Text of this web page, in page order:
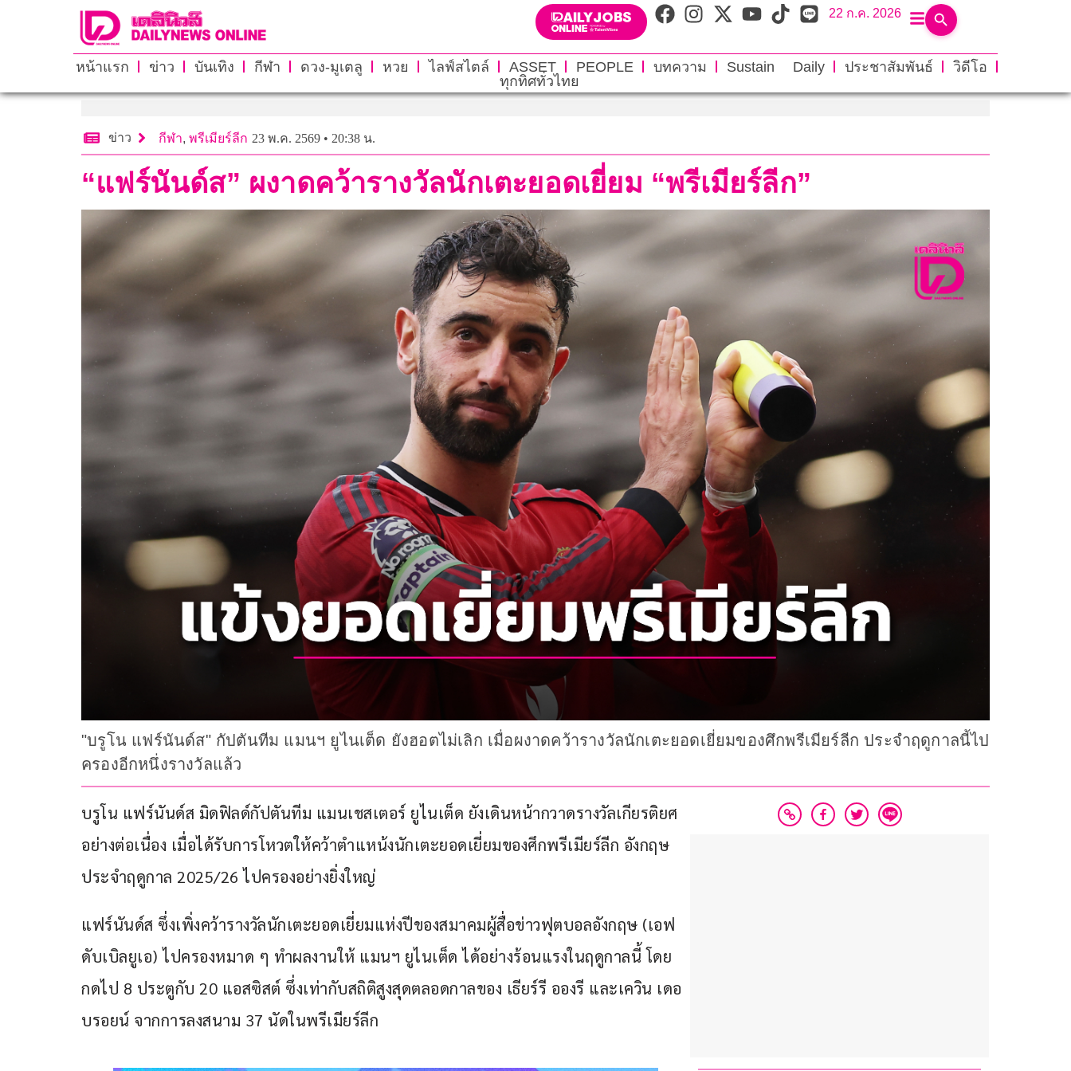
22 ก.ค. 2026
หน้าแรก ข่าว บันเทิง กีฬา ดวง-มูเตลู หวย ไลฟ์สไตล์ ASSET PEOPLE บทความ Sustain Daily ประชาสัมพันธ์
วิดีโอ
ทุกทิศทั่วไทย
ข่าว กีฬา, พรีเมียร์ลีก 23 พ.ค. 2569 • 20:38 น.
“แฟร์นันด์ส” ผงาดคว้ารางวัลนักเตะยอดเยี่ยม “พรีเมียร์ลีก”
"บรูโน แฟร์นันด์ส" กัปตันทีม แมนฯ ยูไนเต็ด ยังฮอตไม่เลิก เมื่อผงาดคว้ารางวัลนักเตะยอดเยี่ยมของศึกพรีเมียร์ลีก ประจำฤดูกาลนี้ไป
ครองอีกหนึ่งรางวัลแล้ว
บรูโน แฟร์นันด์ส มิดฟิลด์กัปตันทีม แมนเชสเตอร์ ยูไนเต็ด ยังเดินหน้ากวาดรางวัลเกียรติยศ
อย่างต่อเนื่อง เมื่อได้รับการโหวตให้คว้าตำแหน้งนักเตะยอดเยี่ยมของศึกพรีเมียร์ลีก อังกฤษ
ประจำฤดูกาล 2025/26 ไปครองอย่างยิ่งใหญ่
แฟร์นันด์ส ซึ่งเพิ่งคว้ารางวัลนักเตะยอดเยี่ยมแห่งปีของสมาคมผู้สื่อข่าวฟุตบอลอังกฤษ (เอฟ
ดับเบิลยูเอ) ไปครองหมาด ๆ ทำผลงานให้ แมนฯ ยูไนเต็ด ได้อย่างร้อนแรงในฤดูกาลนี้ โดย
กดไป 8 ประตูกับ 20 แอสซิสต์ ซึ่งเท่ากับสถิติสูงสุดตลอดกาลของ เธียร์รี อองรี และเควิน เดอ
บรอยน์ จากการลงสนาม 37 นัดในพรีเมียร์ลีก